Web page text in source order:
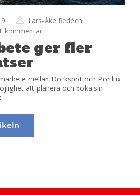
Lars-Åke Redéen
kommentar
ger fler
mellan Dockspot och Portlux
att planera och boka sin